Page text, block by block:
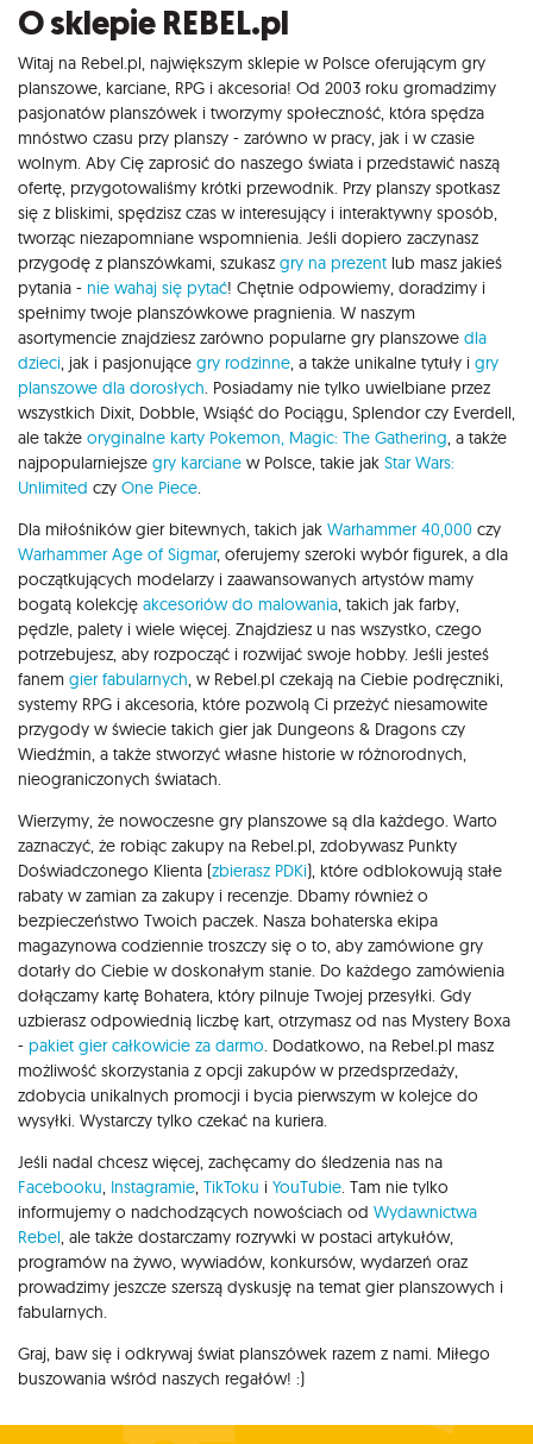
O sklepie REBEL.pl
Witaj na Rebel.pl, największym sklepie w Polsce oferującym gry
planszowe, karciane, RPG i akcesoria! Od 2003 roku gromadzimy
pasjonatów planszówek i tworzymy społeczność, która spędza
mnóstwo czasu przy planszy - zarówno w pracy, jak i w czasie
wolnym. Aby Cię zaprosić do naszego świata i przedstawić naszą
ofertę, przygotowaliśmy krótki przewodnik. Przy planszy spotkasz
się z bliskimi, spędzisz czas w interesujący i interaktywny sposób,
tworząc niezapomniane wspomnienia. Jeśli dopiero zaczynasz
przygodę z planszówkami, szukasz gry na prezent lub masz jakieś
pytania - nie wahaj się pytać! Chętnie odpowiemy, doradzimy i
spełnimy twoje planszówkowe pragnienia. W naszym
asortymencie znajdziesz zarówno popularne gry planszowe dla
dzieci, jak i pasjonujące gry rodzinne, a także unikalne tytuły i gry
planszowe dla dorosłych. Posiadamy nie tylko uwielbiane przez
wszystkich Dixit, Dobble, Wsiąść do Pociągu, Splendor czy Everdell,
ale także oryginalne karty Pokemon, Magic: The Gathering, a także
najpopularniejsze gry karciane w Polsce, takie jak Star Wars:
Unlimited czy One Piece.
Dla miłośników gier bitewnych, takich jak Warhammer 40,000 czy
Warhammer Age of Sigmar, oferujemy szeroki wybór figurek, a dla
początkujących modelarzy i zaawansowanych artystów mamy
bogatą kolekcję akcesoriów do malowania, takich jak farby,
pędzle, palety i wiele więcej. Znajdziesz u nas wszystko, czego
potrzebujesz, aby rozpocząć i rozwijać swoje hobby. Jeśli jesteś
fanem gier fabularnych, w Rebel.pl czekają na Ciebie podręczniki,
systemy RPG i akcesoria, które pozwolą Ci przeżyć niesamowite
przygody w świecie takich gier jak Dungeons & Dragons czy
Wiedźmin, a także stworzyć własne historie w różnorodnych,
nieograniczonych światach.
Wierzymy, że nowoczesne gry planszowe są dla każdego. Warto
zaznaczyć, że robiąc zakupy na Rebel.pl, zdobywasz Punkty
Doświadczonego Klienta (zbierasz PDKi), które odblokowują stałe
rabaty w zamian za zakupy i recenzje. Dbamy również o
bezpieczeństwo Twoich paczek. Nasza bohaterska ekipa
magazynowa codziennie troszczy się o to, aby zamówione gry
dotarły do Ciebie w doskonałym stanie. Do każdego zamówienia
dołączamy kartę Bohatera, który pilnuje Twojej przesyłki. Gdy
uzbierasz odpowiednią liczbę kart, otrzymasz od nas Mystery Boxa
- pakiet gier całkowicie za darmo. Dodatkowo, na Rebel.pl masz
możliwość skorzystania z opcji zakupów w przedsprzedaży,
zdobycia unikalnych promocji i bycia pierwszym w kolejce do
wysyłki. Wystarczy tylko czekać na kuriera.
Jeśli nadal chcesz więcej, zachęcamy do śledzenia nas na
Facebooku, Instagramie, TikToku i YouTubie. Tam nie tylko
informujemy o nadchodzących nowościach od Wydawnictwa
Rebel, ale także dostarczamy rozrywki w postaci artykułów,
programów na żywo, wywiadów, konkursów, wydarzeń oraz
prowadzimy jeszcze szerszą dyskusję na temat gier planszowych i
fabularnych.
Graj, baw się i odkrywaj świat planszówek razem z nami. Miłego
buszowania wśród naszych regałów! :)